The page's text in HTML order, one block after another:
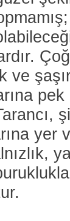
ve
yer